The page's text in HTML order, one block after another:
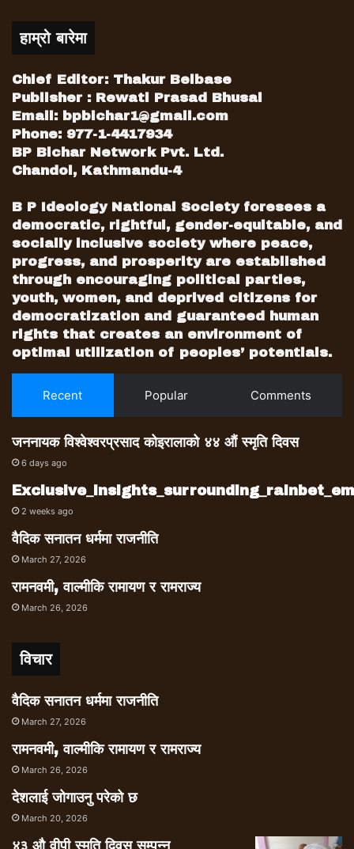
हाम्रो बारेमा
Chief Editor: Thakur Belbase
Publisher : Rewati Prasad Bhusal
Email: bpbichar1@gmail.com
Phone: 977-1-4417934
BP Bichar Network Pvt. Ltd.
Chandol, Kathmandu-4
B P Ideology National Society foresees a
democratic, rightful, gender-equitable, and
socially inclusive society where peace,
progress, and prosperity are established
through encouraging political parties,
youth, women, and deprived citizens for
democratization and guaranteed human
rights that creates an environment of
optimal utilization of peoples’ potentials.
Recent Popular Comments
जननायक विश्वेश्वरप्रसाद कोइरालाको ४४ औं स्मृति दिवस
6 days ago
2 weeks ago
वैदिक सनातन धर्ममा राजनीति
March 27, 2026
रामनवमी, वाल्मीकि रामायण र रामराज्य
March 26, 2026
विचार
वैदिक सनातन धर्ममा राजनीति
March 27, 2026
रामनवमी, वाल्मीकि रामायण र रामराज्य
March 26, 2026
देशलाई जोगाउनु परेको छ
March 20, 2026